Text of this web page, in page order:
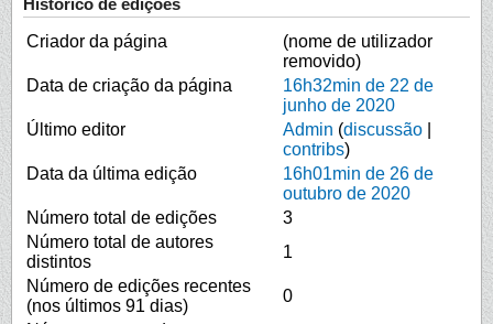
Criador da página
(nome de utilizador
removido)
Data de criação da página
16h32min de 22 de
junho de 2020
Último editor
Admin (discussão
contribs)
Data da última edição
16h01min de 26 de
outubro de 2020
Número total de edições
3
Número total de autores
distintos
1
Número de edições recentes
(nos últimos 91 dias)
0